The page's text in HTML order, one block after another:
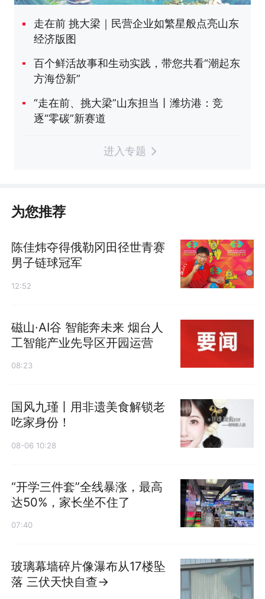
走在前 挑大梁｜民营企业如繁星般点亮山东
经济版图
百个鲜活故事和生动实践，带您共看“潮起东
方海岱新”
“走在前、挑大梁”山东担当丨潍坊港：竞
逐“零碳”新赛道
进入专题
为您推荐
陈佳炜夺得俄勒冈田径世青赛
男子链球冠军
12:52
磁山·AI谷 智能奔未来 烟台人
工智能产业先导区开园运营
08:23
国风九瑾丨用非遗美食解锁老
吃家身份！
08-06 10:28
“开学三件套”全线暴涨，最高
达50%，家长坐不住了
07:40
玻璃幕墙碎片像瀑布从17楼坠
落 三伏天快自查→